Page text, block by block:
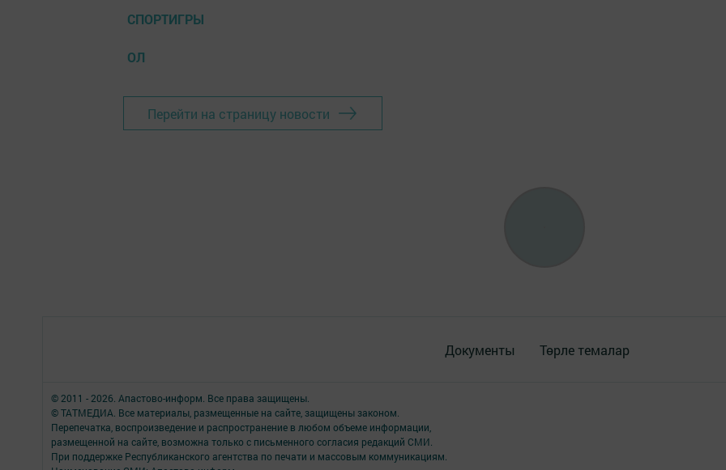
СПОРТИГРЫ
ОЛ
Перейти на страницу новости
Документы Төрле темалар
© 2011 - 2026. Апастово-информ. Все права защищены.
© ТАТМЕДИА. Все материалы, размещенные на сайте, защищены законом.
Перепечатка, воспроизведение и распространение в любом объеме информации,
размещенной на сайте, возможна только с письменного согласия редакций СМИ.
При поддержке Республиканского агентства по печати и массовым коммуникациям.